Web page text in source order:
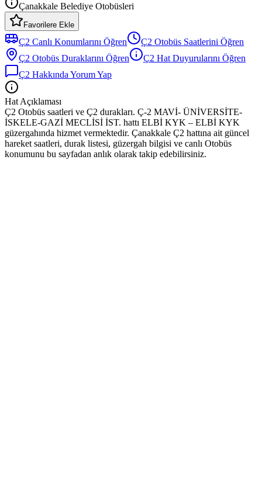
Çanakkale Belediye Otobüsleri
Favorilere Ekle
Ç2 Canlı Konumlarını Öğren Ç2 Otobüs Saatlerini Öğren
Ç2 Otobüs Duraklarını Öğren Ç2 Hat Duyurularını Öğren
Ç2 Hakkında Yorum Yap
Hat Açıklaması
Ç2 Otobüs saatleri ve Ç2 durakları. Ç-2 MAVİ- ÜNİVERSİTE-
İSKELE-GAZİ MECLİSİ İST. hattı ELBİ KYK – ELBİ KYK
güzergahında hizmet vermektedir. Çanakkale Ç2 hattına ait güncel
hareket saatleri, durak listesi, güzergah bilgisi ve canlı Otobüs
konumunu bu sayfadan anlık olarak takip edebilirsiniz.